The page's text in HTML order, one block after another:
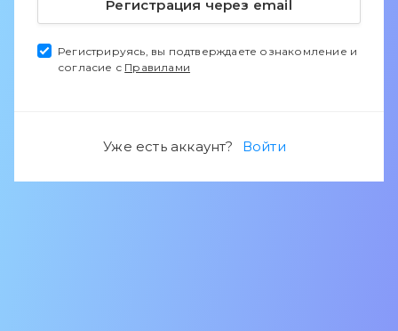
Регистрация через email
Регистрируясь, вы подтверждаете ознакомление и
согласие с Правилами
Уже есть аккаунт? Войти